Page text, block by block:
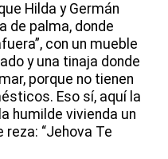
Hilda y Germán
de palma, donde
con un mueble
y una tinaja donde
porque no tienen
Eso sí, aquí la
humilde vivienda un
reza: “Jehova Te